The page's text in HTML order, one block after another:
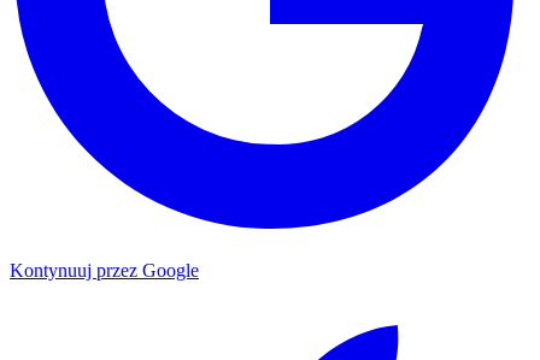
Kontynuuj przez Google